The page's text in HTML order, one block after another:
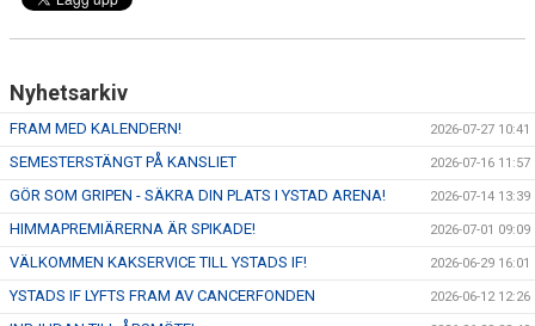
Nyhetsarkiv
FRAM MED KALENDERN! 2026-07-27 10:41
SEMESTERSTÄNGT PÅ KANSLIET 2026-07-16 11:57
GÖR SOM GRIPEN - SÄKRA DIN PLATS I YSTAD ARENA! 2026-07-14 13:39
HIMMAPREMIÄRERNA ÄR SPIKADE! 2026-07-01 09:09
VÄLKOMMEN KAKSERVICE TILL YSTADS IF! 2026-06-29 16:01
YSTADS IF LYFTS FRAM AV CANCERFONDEN 2026-06-12 12:26